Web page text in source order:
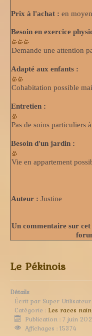
Prix à l'achat : en
Besoin en exercice
Demande une attention
Adapté aux enfants :
Cohabitation possible
Entretien :
Pas de soins particuliers
Besoin d'un jardin :
Vie en appartement
Auteur : Justine
Un commentaire sur
Le Pékinois
Détails
Écrit par Super Utilisateur
Catégorie : Les races
Publication : 7 juin
Affichages : 15374